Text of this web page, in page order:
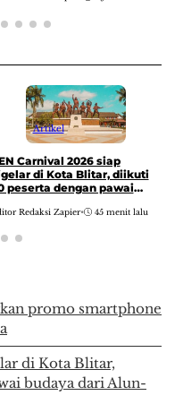
Artikel
Carnival 2026 siap
di Kota Blitar, diikuti
peserta dengan pawai
DPRD
Redaksi Zapier• 45 menit lalu
promo smartphone
di Kota Blitar,
budaya dari Alun-